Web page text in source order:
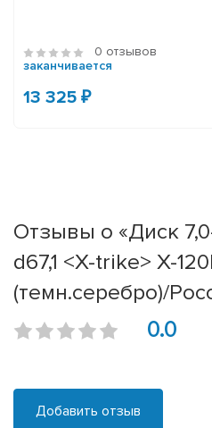
0 отзывов
заканчивается
13 325 ₽
Отзывы о «Диск
d67,1 <X-trike> X-
(темн.серебро)/
0.0
Добавить отзыв